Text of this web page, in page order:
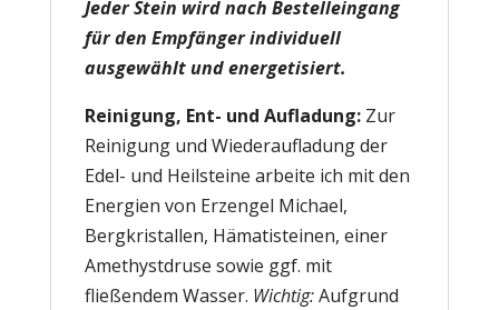
Jeder Stein wird nach Bestelleingang
für den Empfänger individuell
ausgewählt und energetisiert.
Reinigung, Ent- und Aufladung:Zur
Reinigung und Wiederaufladung der
Edel- und Heilsteine arbeite ich mit den
Energien von Erzengel Michael,
Bergkristallen, Hämatisteinen, einer
Amethystdruse sowie ggf. mit
fließendem Wasser. Wichtig:Aufgrund